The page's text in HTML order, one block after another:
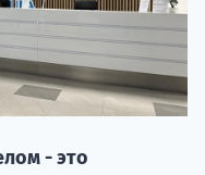
- это
20.09